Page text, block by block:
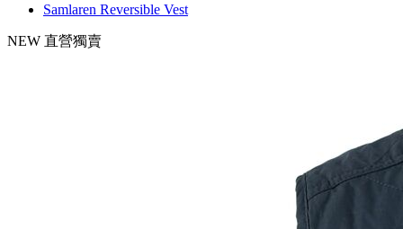
Samlaren Reversible Vest
NEW 直營獨賣